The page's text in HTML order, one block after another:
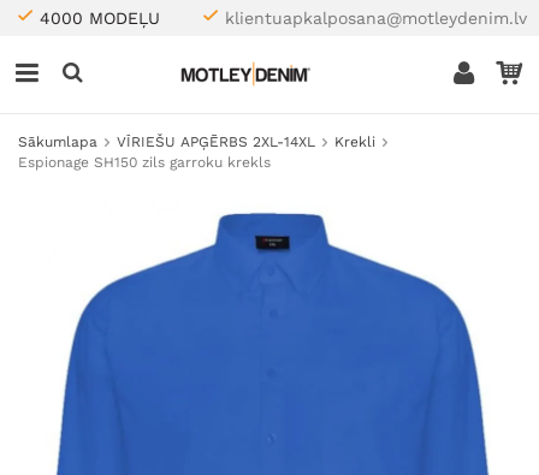
4000 MODEĻU klientuapkalposana@motleydenim.lv
Sākumlapa VĪRIEŠU APĢĒRBS 2XL-14XL
Krekli
Espionage SH150 zils garroku krekls